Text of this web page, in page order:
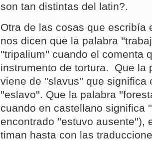
son tan distintas del latin?.
Otra de las cosas que escribía
nos dicen que la palabra
''tripalium'' cuando el comenta
instrumento de tortura. Que la
viene de ''slavus'' que significa
''eslavo''. Que la palabra
cuando en castellano significa
encontrado ''estuvo ausente''),
timan hasta con las